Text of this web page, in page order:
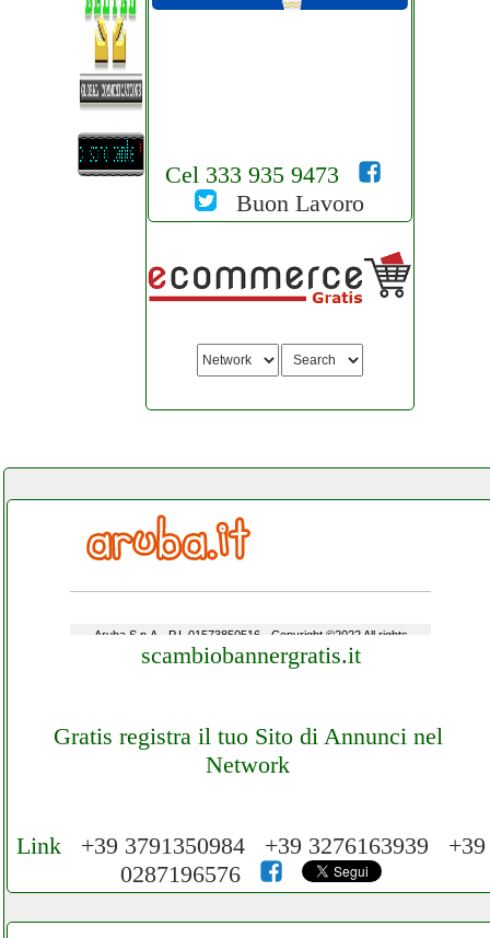
Cel 333 935 9473
Buon Lavoro
scambiobannergratis.it
Gratis registra il tuo Sito di Annunci nel
Network
Cerchiamo Collaboratori per Lavoro nel
Network 3.000 € Mese
Link+39 3791350984 +39 3276163939 +39
0287196576